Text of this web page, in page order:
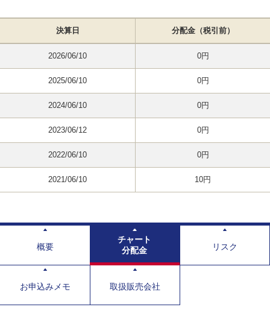
決算日 分配金（税引前）
2026/06/10 0円
2025/06/10 0円
2024/06/10 0円
2023/06/12 0円
2022/06/10 0円
2021/06/10 10円
概要
チャート
分配金
リスク
お申込みメモ 取扱販売会社